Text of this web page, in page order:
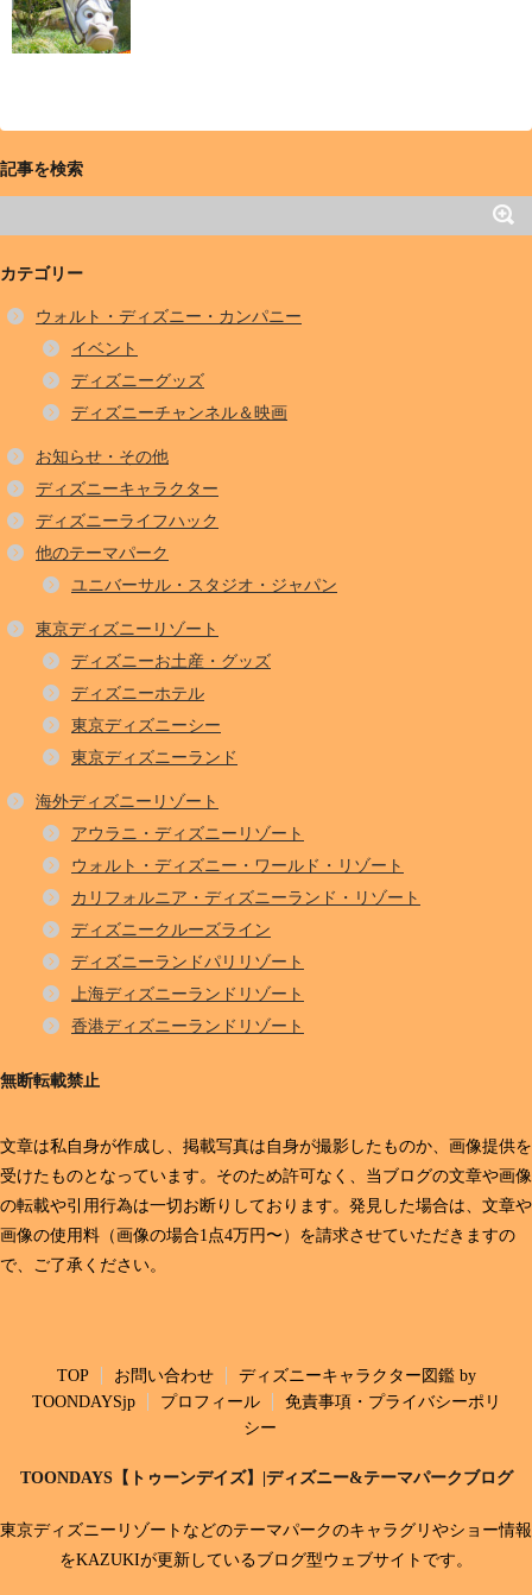
記事を検索
カテゴリー
ウォルト・ディズニー・カンパニー
イベント
ディズニーグッズ
ディズニーチャンネル＆映画
お知らせ・その他
ディズニーキャラクター
ディズニーライフハック
他のテーマパーク
ユニバーサル・スタジオ・ジャパン
東京ディズニーリゾート
ディズニーお土産・グッズ
ディズニーホテル
東京ディズニーシー
東京ディズニーランド
海外ディズニーリゾート
アウラニ・ディズニーリゾート
ウォルト・ディズニー・ワールド・リゾート
カリフォルニア・ディズニーランド・リゾート
ディズニークルーズライン
ディズニーランドパリリゾート
上海ディズニーランドリゾート
香港ディズニーランドリゾート
無断転載禁止
文章は私自身が作成し、掲載写真は自身が撮影したものか、画像提供を
受けたものとなっています。そのため許可なく、当ブログの文章や画像
の転載や引用行為は一切お断りしております。発見した場合は、文章や
画像の使用料（画像の場合1点4万円〜）を請求させていただきますの
で、ご了承ください。
TOP お問い合わせ
ディズニーキャラクター図鑑 by
TOONDAYSjp
プロフィール
免責事項・プライバシーポリ
シー
TOONDAYS【トゥーンデイズ】|ディズニー&テーマパークブログ
東京ディズニーリゾートなどのテーマパークのキャラグリやショー情報
をKAZUKIが更新しているブログ型ウェブサイトです。